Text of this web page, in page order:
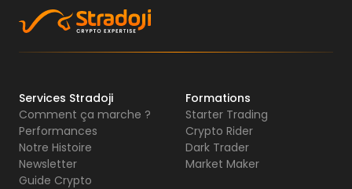
Services Stradoji
Comment ça marche ?
Performances
Notre Histoire
Newsletter
Guide Crypto
Formations
Starter Trading
Crypto Rider
Dark Trader
Market Maker